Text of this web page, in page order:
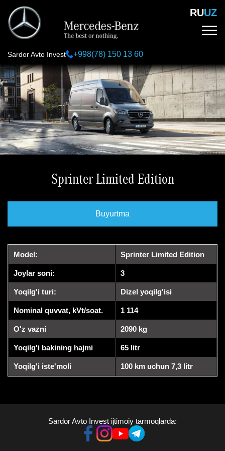
main
content
RUUZ
Sardor Avto Invest +998(78) 150 13 60
Sprinter Limited Edition
Buyurtma
Model: Sprinter Limited Edition
Joylar soni: 3
Yoqilg'i turi: Dizel yoqilg'isi
Nominal quvvat, kVt/soat. 1 114
O'z vazni 2090 kg
Yoqilg'i bakining hajmi 65 litr
Yoqilg'i iste'moli 100 km uchun 7,3 litr
Sardor Avto Invest ijtimoiy tarmoqlarda: